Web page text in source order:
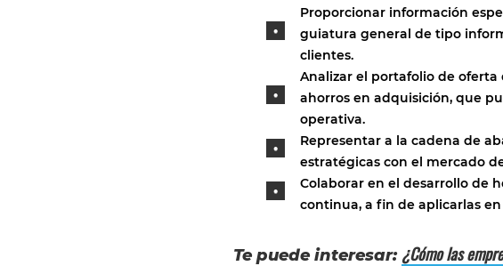
Proporcionar información
guiatura general de tipo
clientes.
Analizar el portafolio de
ahorros en adquisición, que
operativa.
Representar a la cadena de
estratégicas con el mercado
Colaborar en el desarrollo de
continua, a fin de aplicarlas
Te puede interesar: ¿Cómo las